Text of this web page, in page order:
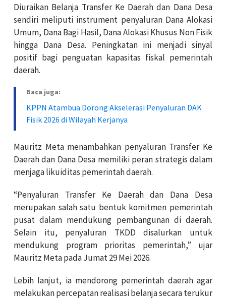
Diuraikan Belanja Transfer Ke Daerah dan Dana Desa
sendiri meliputi instrument penyaluran Dana Alokasi
Umum, Dana Bagi Hasil, Dana Alokasi Khusus Non Fisik
hingga Dana Desa. Peningkatan ini menjadi sinyal
positif bagi penguatan kapasitas fiskal pemerintah
daerah.
Baca juga:
KPPN Atambua Dorong Akselerasi Penyaluran DAK
Fisik 2026 di Wilayah Kerjanya
Mauritz Meta menambahkan penyaluran Transfer Ke
Daerah dan Dana Desa memiliki peran strategis dalam
menjaga likuiditas pemerintah daerah.
“Penyaluran Transfer Ke Daerah dan Dana Desa
merupakan salah satu bentuk komitmen pemerintah
pusat dalam mendukung pembangunan di daerah.
Selain itu, penyaluran TKDD disalurkan untuk
mendukung program prioritas pemerintah,” ujar
Mauritz Meta pada Jumat 29 Mei 2026.
Lebih lanjut, ia mendorong pemerintah daerah agar
melakukan percepatan realisasi belanja secara terukur